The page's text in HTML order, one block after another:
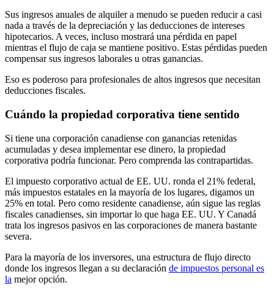
Sus ingresos anuales de alquiler a menudo se pueden reducir a casi
nada a través de la depreciación y las deducciones de intereses
hipotecarios. A veces, incluso mostrará una pérdida en papel
mientras el flujo de caja se mantiene positivo. Estas pérdidas pueden
compensar sus ingresos laborales u otras ganancias.
Eso es poderoso para profesionales de altos ingresos que necesitan
deducciones fiscales.
Cuándo la propiedad corporativa tiene sentido
Si tiene una corporación canadiense con ganancias retenidas
acumuladas y desea implementar ese dinero, la propiedad
corporativa podría funcionar. Pero comprenda las contrapartidas.
El impuesto corporativo actual de EE. UU. ronda el 21% federal,
más impuestos estatales en la mayoría de los lugares, digamos un
25% en total. Pero como residente canadiense, aún sigue las reglas
fiscales canadienses, sin importar lo que haga EE. UU. Y Canadá
trata los ingresos pasivos en las corporaciones de manera bastante
severa.
Para la mayoría de los inversores, una estructura de flujo directo
donde los ingresos llegan a su declaración de impuestos personal es
la mejor opción.